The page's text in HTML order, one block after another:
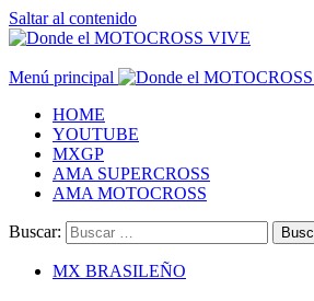
Saltar al contenido
Menú principal
HOME
YOUTUBE
MXGP
AMA SUPERCROSS
AMA MOTOCROSS
Buscar:
MX BRASILEÑO